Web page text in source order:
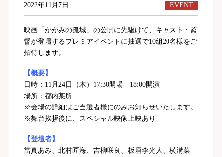
2022年11月7日 EVENT
映画「かがみの孤城」の公開に先駆けて、キャスト・監
督が登壇するプレミアイベントに抽選で10組20名様をご
招待します。
【概要】
日時：11月24日（木）17:30開場 18:00開演
場所：都内某所
※会場の詳細はご当選者様にのみお知らせいたします。
※舞台挨拶後に、スペシャル映像上映あり
【登壇者】
當真あみ、北村匠海、吉柳咲良、板垣李光人、横溝菜